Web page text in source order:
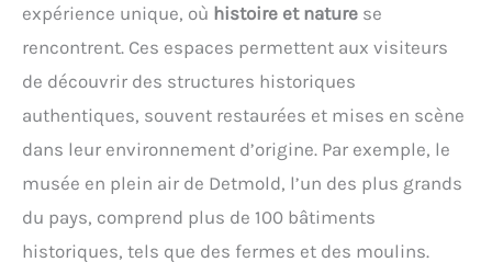
expérience unique, où histoire et nature se
rencontrent. Ces espaces permettent aux visiteurs
de découvrir des structures historiques
authentiques, souvent restaurées et mises en scène
dans leur environnement d’origine. Par exemple, le
musée en plein air de Detmold, l’un des plus grands
du pays, comprend plus de 100 bâtiments
historiques, tels que des fermes et des moulins.